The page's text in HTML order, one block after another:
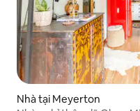
Nhà tại Meyerton